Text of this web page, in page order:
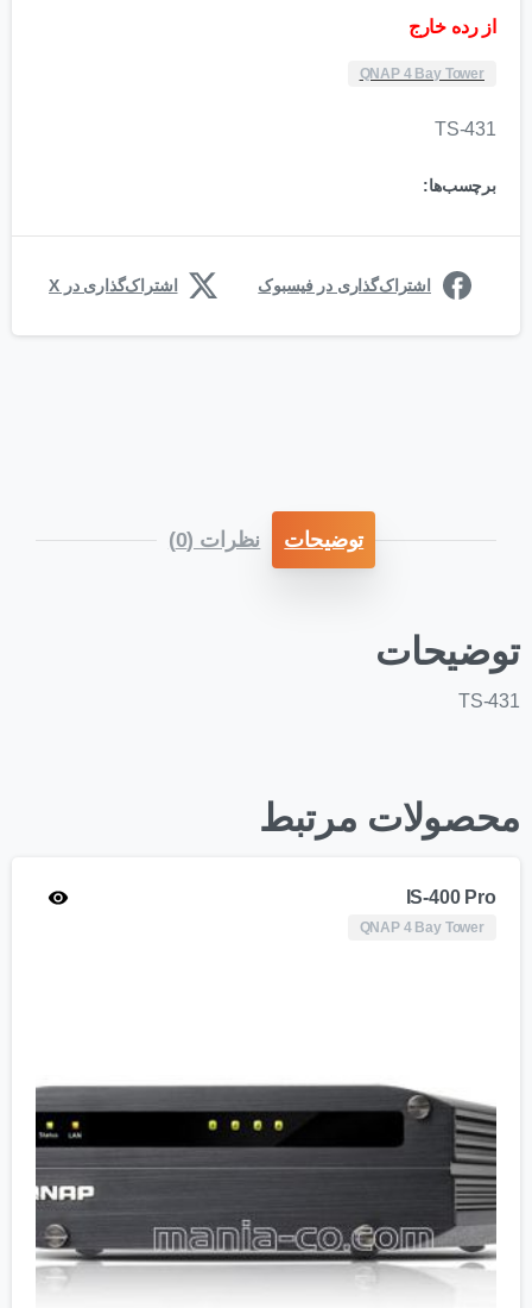
از رده خارج
QNAP 4 Bay Tower
TS-431
برچسب‌ها:
اشتراک‌گذاری در فیسبوک اشتراک‌گذاری در X
توضیحات نظرات (0)
توضیحات
TS-431
محصولات مرتبط
IS-400 Pro
QNAP 4 Bay Tower